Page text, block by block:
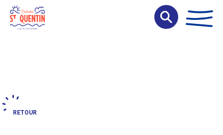
RETOUR
Panneau de gestion des cookies